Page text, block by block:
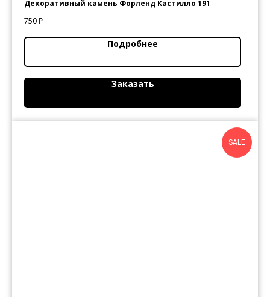
Декоративный камень Форленд Кастилло 191
750₽
Подробнее
Заказать
SALE